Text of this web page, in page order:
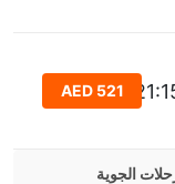
AED 521